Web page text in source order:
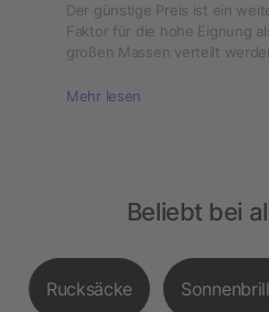
Der günstige Preis ist ein
Faktor für die hohe Eignung
großen Massen verteilt
Mehr lesen
Beliebt bei
Rucksäcke